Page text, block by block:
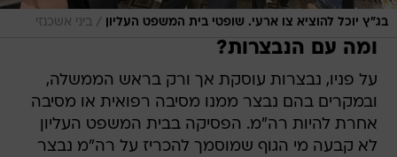
בג"ץ יוכל להוציא צו ארעי. שופטי בית המשפט העליון / ביני אשכנזי
ומה עם הנבצרות?
על פניו, נבצרות עוסקת אך ורק בראש הממשלה,
ובמקרים בהם נבצר ממנו מסיבה רפואית או מסיבה
אחרת להיות רה"מ. הפסיקה בבית המשפט העליון
לא קבעה מי הגוף שמוסמך להכריז על רה"מ נבצר